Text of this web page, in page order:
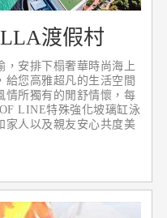
渡假村
，安排下榻奢華時尚海上
給您高雅超凡的生活空間
情所獨有的閒舒情懷，每
LINE特殊強化坡璃缸泳
家人以及親友安心共度美